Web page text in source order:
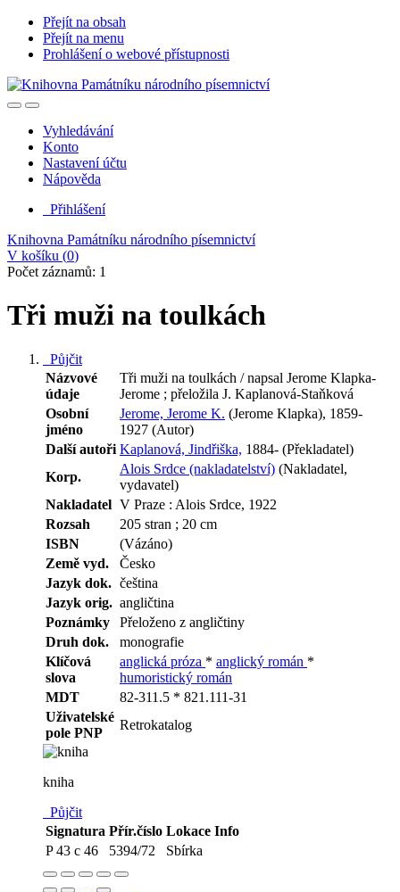
Přejít na obsah
Přejít na menu
Prohlášení o webové přístupnosti
Vyhledávání
Konto
Nastavení účtu
Nápověda
Přihlášení
Knihovna Památníku národního písemnictví
V košíku (0)
Počet záznamů: 1
Tři muži na toulkách
Půjčit
Názvové
údaje
Tři muži na toulkách / napsal Jerome Klapka-
Jerome ; přeložila J. Kaplanová-Staňková
Osobní
jméno
Jerome, Jerome K. (Jerome Klapka), 1859-
1927 (Autor)
Další autoři Kaplanová, Jindřiška, 1884- (Překladatel)
Korp.
Alois Srdce (nakladatelství) (Nakladatel,
vydavatel)
Nakladatel V Praze : Alois Srdce, 1922
Rozsah
205 stran ; 20 cm
ISBN
(Vázáno)
Země vyd.
Česko
Jazyk dok. čeština
Jazyk orig. angličtina
Poznámky
Přeloženo z angličtiny
Druh dok.
monografie
Klíčová
slova
anglická próza * anglický román *
humoristický román
MDT
82-311.5 * 821.111-31
Uživatelské
pole PNP
Retrokatalog
kniha
Půjčit
Signatura Přír.číslo Lokace Info
P 43 c 46
5394/72 Sbírka